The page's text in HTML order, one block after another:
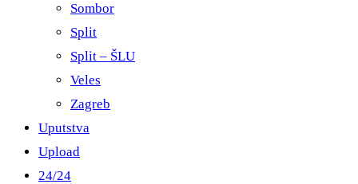
Sombor
Split
Split – ŠLU
Veles
Zagreb
Uputstva
Upload
24/24